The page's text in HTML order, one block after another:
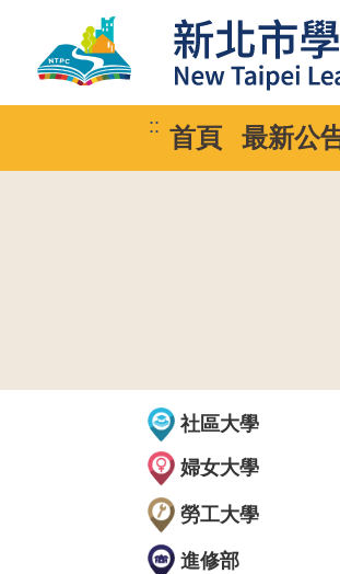
:: 首頁 最新公
社區大學
婦女大學
勞工大學
進修部